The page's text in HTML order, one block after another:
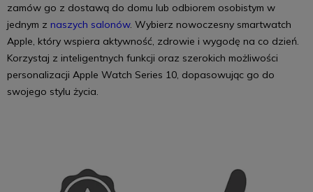
zamów go z dostawą do domu lub odbiorem osobistym w
jednym z naszych salonów. Wybierz nowoczesny smartwatch
Apple, który wspiera aktywność, zdrowie i wygodę na co dzień.
Korzystaj z inteligentnych funkcji oraz szerokich możliwości
personalizacji Apple Watch Series 10, dopasowując go do
swojego stylu życia.